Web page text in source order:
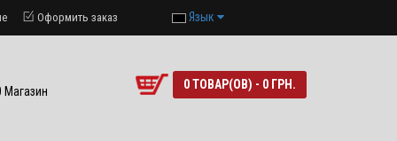
Оформить заказ Язык
Магазин 0 ТОВАР(ОВ) - 0 ГРН.